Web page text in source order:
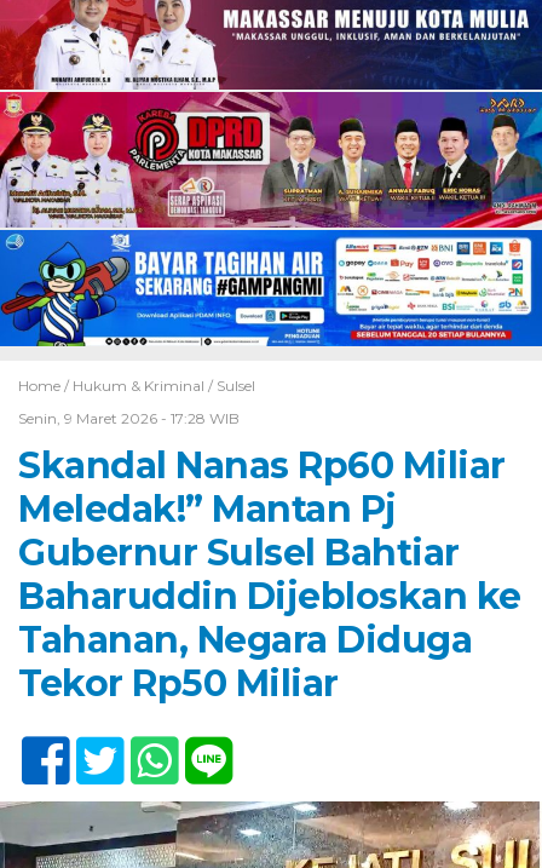
Home / Hukum & Kriminal / Sulsel
Senin, 9 Maret 2026 - 17:28 WIB
Skandal Nanas Rp60 Miliar
Meledak!” Mantan Pj
Gubernur Sulsel Bahtiar
Baharuddin Dijebloskan ke
Tahanan, Negara Diduga
Tekor Rp50 Miliar